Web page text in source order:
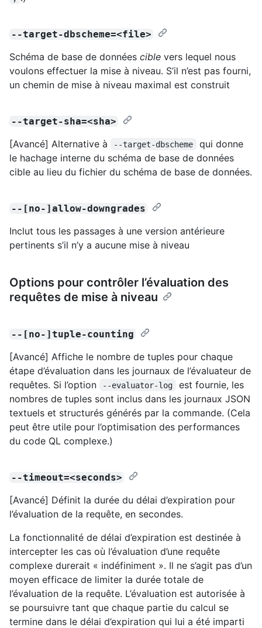
--target-dbscheme=<file>
Schéma de base de données cible vers lequel nous
voulons effectuer la mise à niveau. S’il n’est pas fourni,
un chemin de mise à niveau maximal est construit
--target-sha=<sha>
[Avancé] Alternative à --target-dbscheme
qui donne
le hachage interne du schéma de base de données
cible au lieu du fichier du schéma de base de données.
--[no-]allow-downgrades
Inclut tous les passages à une version antérieure
pertinents s’il n’y a aucune mise à niveau
Options pour contrôler l’évaluation des
requêtes de mise à niveau
--[no-]tuple-counting
[Avancé] Affiche le nombre de tuples pour chaque
étape d’évaluation dans les journaux de l’évaluateur de
requêtes. Si l’option
--evaluator-log
est fournie, les
nombres de tuples sont inclus dans les journaux JSON
textuels et structurés générés par la commande. (Cela
peut être utile pour l’optimisation des performances
du code QL complexe.)
--timeout=<seconds>
[Avancé] Définit la durée du délai d’expiration pour
l’évaluation de la requête, en secondes.
La fonctionnalité de délai d’expiration est destinée à
intercepter les cas où l’évaluation d’une requête
complexe durerait « indéfiniment ». Il ne s’agit pas d’un
moyen efficace de limiter la durée totale de
l’évaluation de la requête. L’évaluation est autorisée à
se poursuivre tant que chaque partie du calcul se
termine dans le délai d’expiration qui lui a été imparti